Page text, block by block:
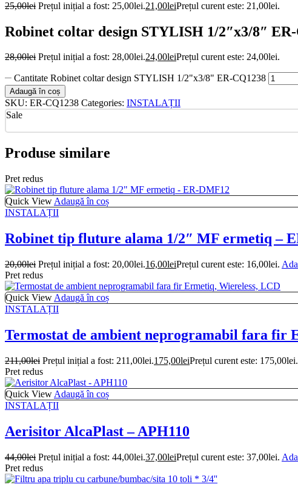
25,00lei Prețul inițial a fost: 25,00lei.21,00leiPrețul curent este: 21,00lei.
Robinet coltar design STYLISH 1/2″x3/8″
28,00lei Prețul inițial a fost: 28,00lei.24,00leiPrețul curent este: 24,00lei.
Cantitate Robinet coltar design STYLISH 1/2"x3/8" ER-CQ1238
Adaugă în coș
SKU: ER-CQ1238 Categories: INSTALAȚII
Sale
Produse similare
Pret redus
Quick View Adaugă în coș
INSTALAȚII
Robinet tip fluture alama 1/2″ MF ermetiq –
20,00lei Prețul inițial a fost: 20,00lei.16,00leiPrețul curent este: 16,00lei.
Pret redus
Quick View Adaugă în coș
INSTALAȚII
Termostat de ambient neprogramabil fara fir
211,00lei Prețul inițial a fost: 211,00lei.175,00leiPrețul curent este: 175,00lei.
Pret redus
Quick View Adaugă în coș
INSTALAȚII
Aerisitor AlcaPlast – APH110
44,00lei Prețul inițial a fost: 44,00lei.37,00leiPrețul curent este: 37,00lei.
Pret redus